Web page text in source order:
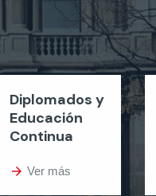
Diplomados y
Educación
Continua
arrow_forward Ver más